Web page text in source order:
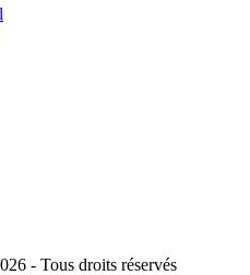
- Tous droits réservés